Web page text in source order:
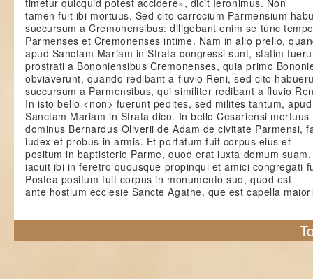
timetur quicquid potest accidere», dicit Ieronimus. Non
tamen fuit ibi mortuus. Sed cito carrocium Parmensium
succursum a Cremonensibus: diligebant enim se tunc
Parmenses et Cremonenses intime. Nam in alio prelio,
apud Sanctam Mariam in Strata congressi sunt, statim
prostrati a Bononiensibus Cremonenses, quia primo
obviaverunt, quando redibant a fluvio Reni, sed cito
succursum a Parmensibus, qui similiter redibant a fluvio
In isto bello <non> fuerunt pedites, sed milites tantum, apud
Sanctam Mariam in Strata dico. In bello Cesariensi mortuus
dominus Bernardus Oliverii de Adam de civitate Parmensi,
iudex et probus in armis. Et portatum fuit corpus eius et
positum in baptisterio Parme, quod erat iuxta domum
iacuit ibi in feretro quousque propinqui et amici congregati
Postea positum fuit corpus in monumento suo, quod est
ante hostium ecclesie Sancte Agathe, que est capella